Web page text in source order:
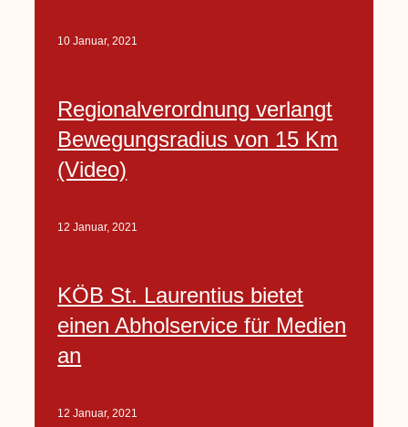
10 Januar, 2021
Regionalverordnung verlangt
Bewegungsradius von 15 Km
(Video)
12 Januar, 2021
KÖB St. Laurentius bietet
einen Abholservice für Medien
an
12 Januar, 2021